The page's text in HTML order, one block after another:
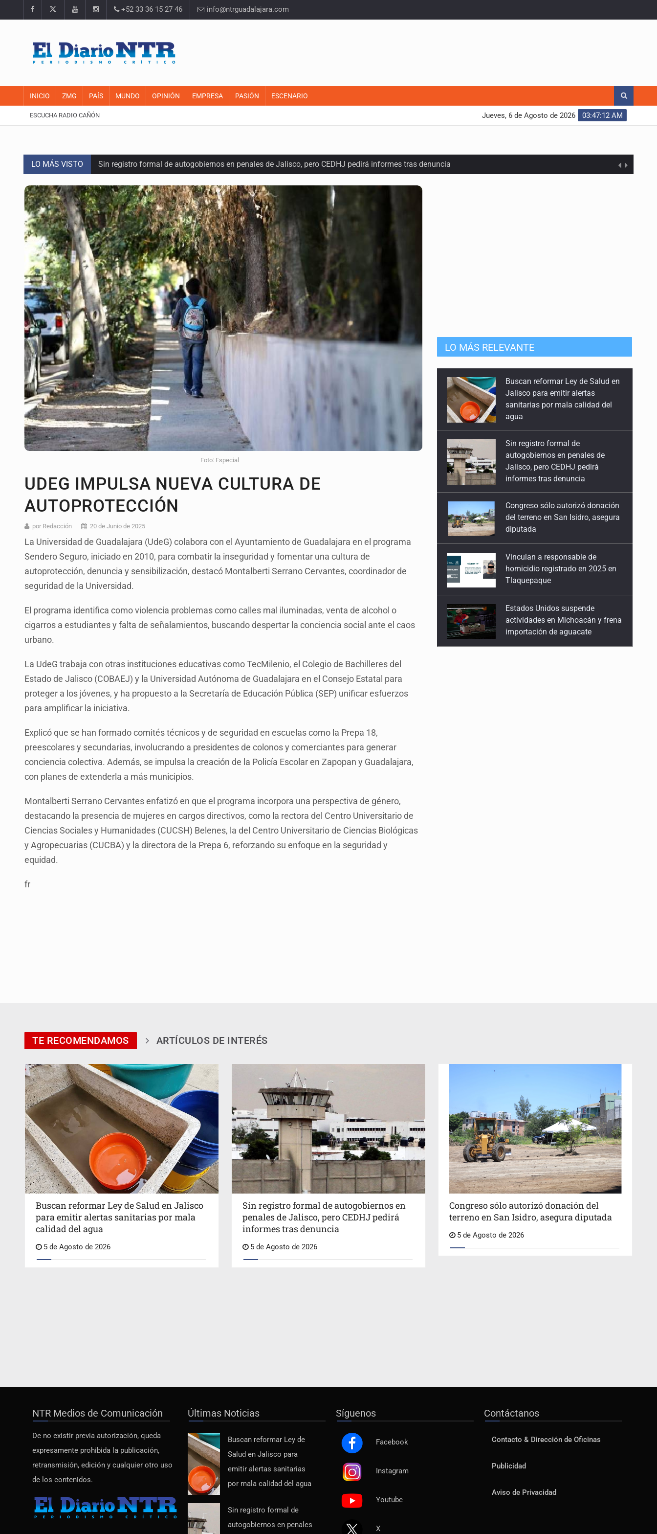
+52 33 36 15 27 46 info@ntrguadalajara.com
INICIO ZMG PAÍS MUNDO OPINIÓN EMPRESA PASIÓN ESCENARIO
ESCUCHA RADIO CAÑÓN 03:47:13 AM
Jueves, 6 de Agosto de 2026
LO MÁS VISTO Sin registro formal de autogobiernos en penales de Jalisco, pero CEDHJ pedirá informes tras denuncia
Congreso sólo autorizó donación del terreno en San Isidro, asegura diputada
Mujer resulta lesionada tras ataque de pitbull en Zapopan
Vinculan a pareja que extorsionaba con peluches para exigir 'cobro de piso'
Mueren cuatro personas por volcadura en San Miguel el Alto
Ken Salazar afirma que no tiene evidencia de vínculos entre el gobierno de México y el crimen organizado
Sheinbaum se reúnen secretario de Estado del Vaticano
Vinculan a responsable de homicidio registrado en 2025 en Tlaquepaque
Parolin expresa respaldo a madres buscadoras
Buscan reformar Ley de Salud en Jalisco para emitir alertas sanitarias por mala calidad del agua
Foto: Especial
UDEG IMPULSA NUEVA CULTURA DE
AUTOPROTECCIÓN
por Redacción 20 de Junio de 2025
La Universidad de Guadalajara (UdeG) colabora con el Ayuntamiento de Guadalajara en el programa
Sendero Seguro, iniciado en 2010, para combatir la inseguridad y fomentar una cultura de
autoprotección, denuncia y sensibilización, destacó Montalberti Serrano Cervantes, coordinador de
seguridad de la Universidad.
El programa identifica como violencia problemas como calles mal iluminadas, venta de alcohol o
cigarros a estudiantes y falta de señalamientos, buscando despertar la conciencia social ante el caos
urbano.
La UdeG trabaja con otras instituciones educativas como TecMilenio, el Colegio de Bachilleres del
Estado de Jalisco (COBAEJ) y la Universidad Autónoma de Guadalajara en el Consejo Estatal para
proteger a los jóvenes, y ha propuesto a la Secretaría de Educación Pública (SEP) unificar esfuerzos
para amplificar la iniciativa.
Explicó que se han formado comités técnicos y de seguridad en escuelas como la Prepa 18,
preescolares y secundarias, involucrando a presidentes de colonos y comerciantes para generar
conciencia colectiva. Además, se impulsa la creación de la Policía Escolar en Zapopan y Guadalajara,
con planes de extenderla a más municipios.
Montalberti Serrano Cervantes enfatizó en que el programa incorpora una perspectiva de género,
destacando la presencia de mujeres en cargos directivos, como la rectora del Centro Universitario de
Ciencias Sociales y Humanidades (CUCSH) Belenes, la del Centro Universitario de Ciencias Biológicas
y Agropecuarias (CUCBA) y la directora de la Prepa 6, reforzando su enfoque en la seguridad y
equidad.
fr
LO MÁS RELEVANTE
Sin registro formal de
autogobiernos en penales de
Jalisco, pero CEDHJ pedirá
informes tras denuncia
Congreso sólo autorizó donación
del terreno en San Isidro, asegura
diputada
Vinculan a responsable de
homicidio registrado en 2025 en
Tlaquepaque
Estados Unidos suspende
actividades en Michoacán y frena
importación de aguacate
Mueren cuatro personas por
volcadura en San Miguel el Alto
Mujer resulta lesionada tras
TE RECOMENDAMOS ARTÍCULOS DE INTERÉS
Buscan reformar Ley de Salud en Jalisco
para emitir alertas sanitarias por mala
calidad del agua
5 de Agosto de 2026
Sin registro formal de autogobiernos en
penales de Jalisco, pero CEDHJ pedirá
informes tras denuncia
5 de Agosto de 2026
Congreso sólo autorizó donación del
terreno en San Isidro, asegura diputada
5 de Agosto de 2026
NTR Medios de Comunicación
De no existir previa autorización, queda
expresamente prohibida la publicación,
retransmisión, edición y cualquier otro uso
de los contenidos.
Últimas Noticias
Buscan reformar Ley de
Salud en Jalisco para
emitir alertas sanitarias
por mala calidad del agua
Sin registro formal de
autogobiernos en penales
Síguenos
Facebook
Instagram
Youtube
X
Contáctanos
Contacto & Dirección de Oficinas
Publicidad
Aviso de Privacidad